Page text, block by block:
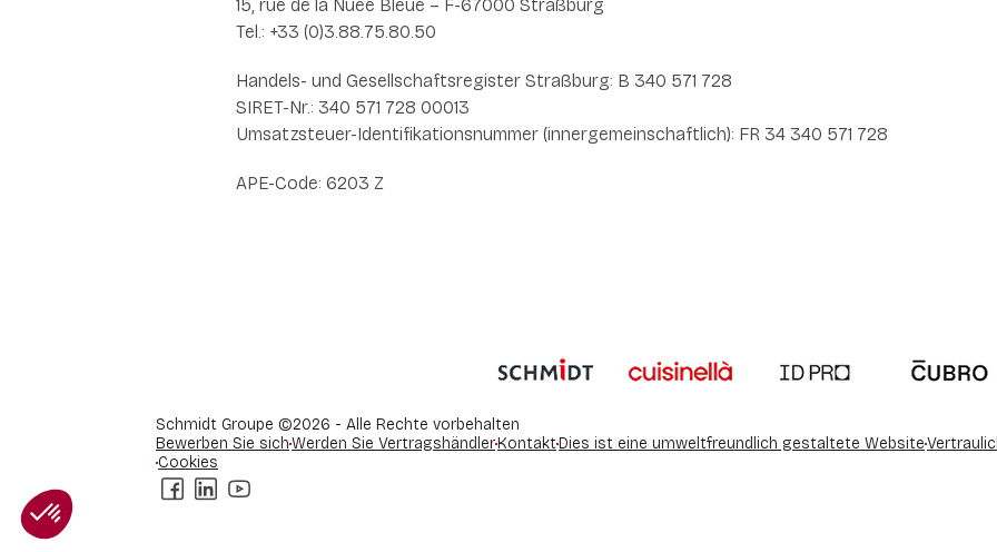
15, rue de la Nuée Bleue – F-67000 Straßburg
Tel.: +33 (0)3.88.75.80.50
Handels- und Gesellschaftsregister Straßburg: B 340 571 728
SIRET-Nr.: 340 571 728 00013
Umsatzsteuer-Identifikationsnummer (innergemeinschaftlich): FR 34 340 571 728
APE-Code: 6203 Z
Schmidt Groupe ©2026 - Alle Rechte vorbehalten
Bewerben Sie sichWerden Sie VertragshändlerKontaktDies ist eine umweltfreundlich gestaltete Website
Cookies
Facebook
LinkedIn
Youtube
Einwilligungsmanagementplattform: Passen Sie Ihre Optionen an
Unsere Plattform ermöglicht es Ihnen, Ihre Datenschutzeinstellungen individuell zu gestalten und zu verwalten, um die